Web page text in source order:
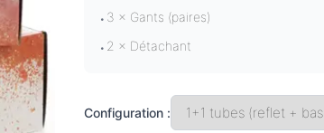
• 3 × Gants (paires)
• 2 × Détachant
Configuration :